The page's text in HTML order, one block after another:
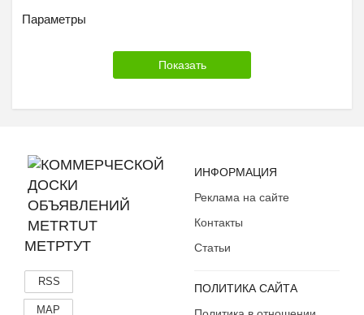
Макеты оружия
Спортивные карточки
Фотографии, письма
Этикетки, бутылки, пробки
Другое
Параметры
МЕТРТУТ
RSS
MAP
ИНФОРМАЦИЯ
Реклама на сайте
Контакты
Статьи
ПОЛИТИКА САЙТА